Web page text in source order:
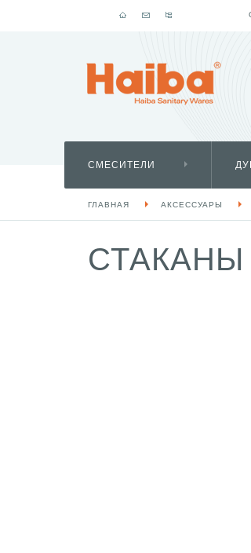
СМЕСИТЕЛИ
ГЛАВНАЯ АКСЕССУАРЫ
СТАКАНЫ